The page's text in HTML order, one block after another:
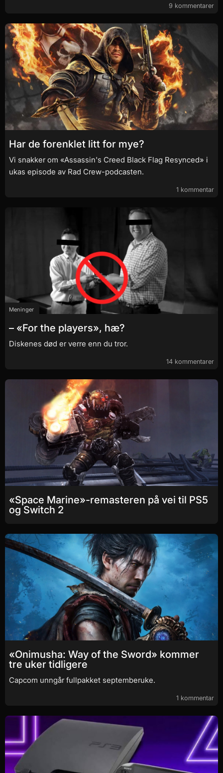
9 kommentarer
Har de forenklet litt for mye?
Vi snakker om «Assassin's Creed Black Flag Resynced» i
ukas episode av Rad Crew-podcasten.
1 kommentar
Meninger
– «For the players», hæ?
Diskenes død er verre enn du tror.
14 kommentarer
«Space Marine»-remasteren på vei til PS5
og Switch 2
«Onimusha: Way of the Sword» kommer
tre uker tidligere
Capcom unngår fullpakket septemberuke.
1 kommentar